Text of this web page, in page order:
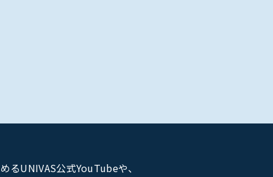
るUNIVAS公式YouTubeや、